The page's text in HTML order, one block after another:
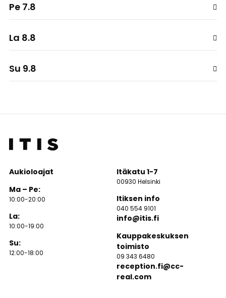
Pe 7.8
La 8.8
Su 9.8
Aukioloajat
Ma – Pe:
10:00-20:00
La:
10:00-19:00
Su:
12:00-18:00
Itäkatu 1-7
00930 Helsinki
Itiksen info
040 554 9101
info@itis.fi
Kauppakeskuksen
toimisto
09 343 6480
reception.fi@cc-
real.com